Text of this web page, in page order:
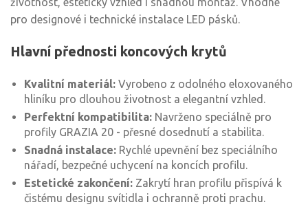
pro designové i technické instalace LED pásků.
Hlavní přednosti koncových krytů
Kvalitní materiál: Vyrobeno z odolného eloxovaného
hliníku pro dlouhou životnost a elegantní vzhled.
Perfektní kompatibilita: Navrženo speciálně pro
profily GRAZIA 20 - přesné dosednutí a stabilita.
Snadná instalace: Rychlé upevnění bez speciálního
nářadí, bezpečné uchycení na koncích profilu.
Estetické zakončení: Zakrytí hran profilu přispívá k
čistému designu svítidla i ochranně proti prachu.